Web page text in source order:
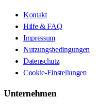
Kontakt
Hilfe & FAQ
Impressum
Nutzungsbedingungen
Datenschutz
Cookie-Einstellungen
Unternehmen